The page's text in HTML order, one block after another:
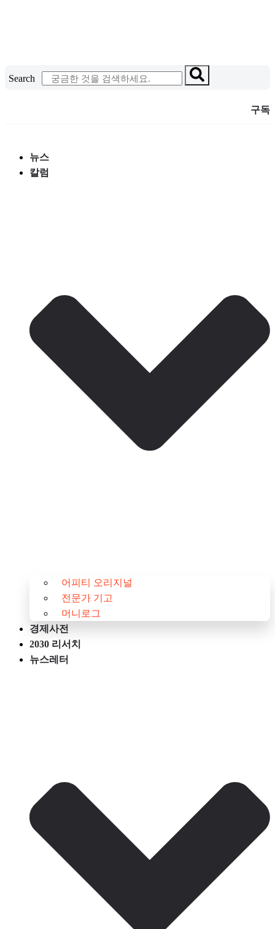
건
Search
구독
뉴스
칼럼
어피티 오리지널
전문가 기고
머니로그
경제사전
2030 리서치
뉴스레터